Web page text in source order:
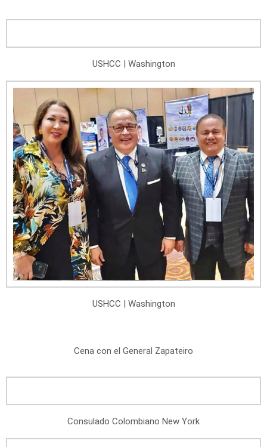
USHCC | Washington
USHCC | Washington
Cena con el General Zapateiro
Consulado Colombiano New York